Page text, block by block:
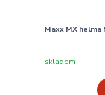
Maxx MX helma
skladem